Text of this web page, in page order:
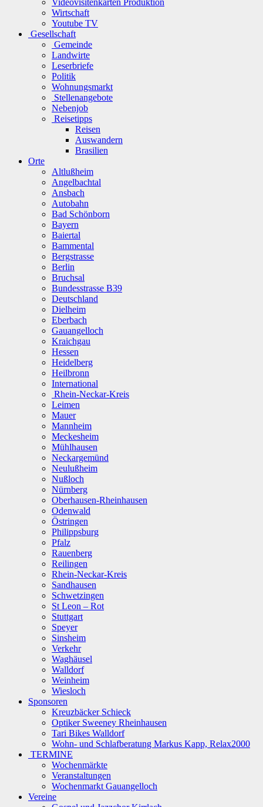
Videovisitenkarten Produktion
Wirtschaft
Youtube TV
Gesellschaft
Gemeinde
Landwirte
Leserbriefe
Politik
Wohnungsmarkt
Stellenangebote
Nebenjob
Reisetipps
Reisen
Auswandern
Brasilien
Orte
Altlußheim
Angelbachtal
Ansbach
Autobahn
Bad Schönborn
Bayern
Baiertal
Bammental
Bergstrasse
Berlin
Bruchsal
Bundesstrasse B39
Deutschland
Dielheim
Eberbach
Gauangelloch
Kraichgau
Hessen
Heidelberg
Heilbronn
International
Rhein-Neckar-Kreis
Leimen
Mauer
Mannheim
Meckesheim
Mühlhausen
Neckargemünd
Neulußheim
Nußloch
Nürnberg
Oberhausen-Rheinhausen
Odenwald
Östringen
Philippsburg
Pfalz
Rauenberg
Reilingen
Rhein-Neckar-Kreis
Sandhausen
Schwetzingen
St Leon – Rot
Stuttgart
Speyer
Sinsheim
Verkehr
Waghäusel
Walldorf
Weinheim
Wiesloch
Sponsoren
Kreuzbäcker Schieck
Optiker Sweeney Rheinhausen
Tari Bikes Walldorf
Wohn- und Schlafberatung Markus Kapp, Relax2000
TERMINE
Wochenmärkte
Veranstaltungen
Wochenmarkt Gauangelloch
Vereine